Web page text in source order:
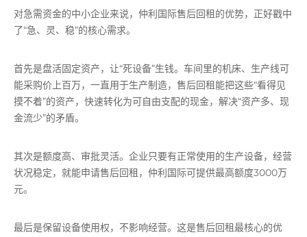
对急需资金的中小企业来说，仲利国际售后回租的优势，正好戳中
了“急、灵、稳”的核心需求。
首先是盘活固定资产，让“死设备”生钱。车间里的机床、生产线可
能采购价上百万，一直用于生产制造，售后回租能把这些“看得见
摸不着”的资产，快速转化为可自由支配的现金，解决“资产多、现
金流少”的矛盾。
其次是额度高、审批灵活。企业只要有正常使用的生产设备，经营
状况稳定，就能申请售后回租，仲利国际可提供最高额度3000万
元。
最后是保留设备使用权，不影响经营。这是售后回租最核心的优